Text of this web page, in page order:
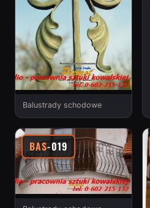
Balustrady schodowe
BAS-019